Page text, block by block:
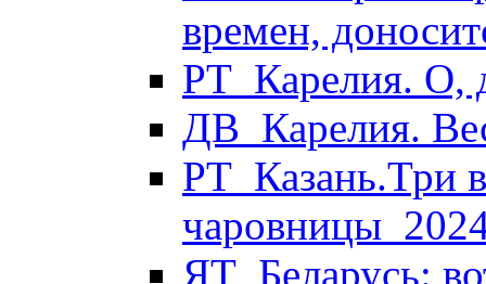
времен,
РТ_Карелия. О,
ДВ_Карелия.
РТ_Казань.Три
ЯТ_Беларусь: